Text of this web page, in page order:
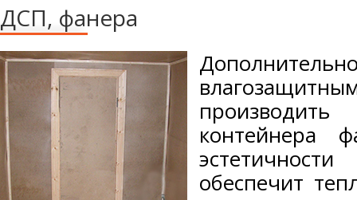
ДСП, фанера
контейнера
обеспечит